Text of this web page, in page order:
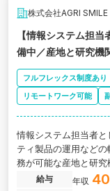
株式会社AGRI SMILE
【情報システム担
備中／産地と研究機
フルフレックス制度あり
リモートワーク可能
情報システム担当者
ティ製品の運用など
務が可能な産地と研
給与 年収